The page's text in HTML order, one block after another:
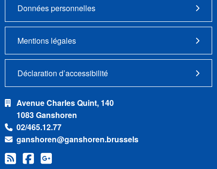
Données personnelles
Mentions légales
Déclaration d’accessibilité
Avenue Charles Quint, 140
1083 Ganshoren
02/465.12.77
ganshoren@ganshoren.brussels